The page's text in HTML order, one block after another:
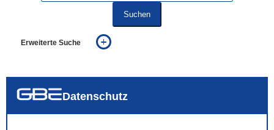
Suchen
Erweiterte Suche
auch in allen Texten suchen (Volltextsuche)
Datenschutz